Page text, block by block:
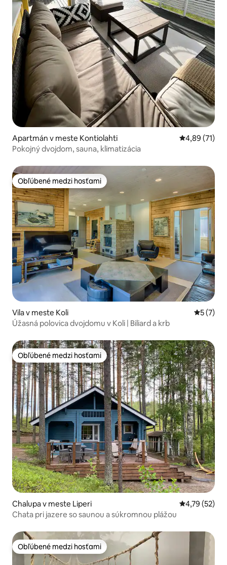
Apartmán v meste Kontiolahti Priemerné
4,89 (71)
Pokojný dvojdom, sauna, klimatizácia
Obľúbené medzi hosťami
Obľúbené medzi hosťami
Vila v meste Koli
5 (7)
Úžasná polovica dvojdomu v Koli | Biliard a krb
Obľúbené medzi hosťami
Obľúbené medzi hosťami
Chalupa v meste Liperi Priemerné
4,79 (52)
Chata pri jazere so saunou a súkromnou plážou
Obľúbené medzi hosťami
Obľúbené medzi hosťami